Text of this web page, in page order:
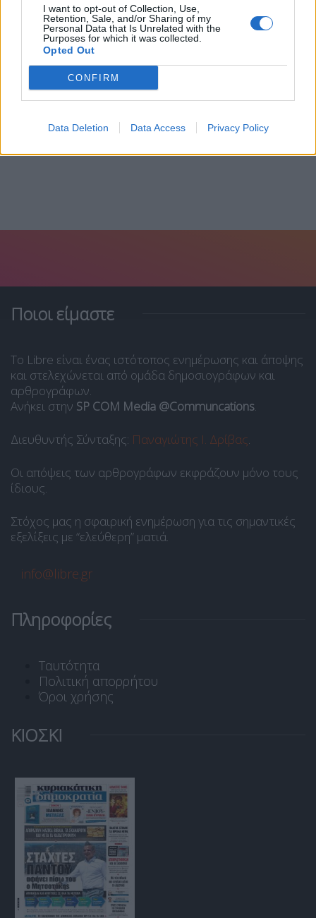
I want to opt-out of Collection, Use,
Retention, Sale, and/or Sharing of my
Personal Data that Is Unrelated with the
Purposes for which it was collected.
Opted Out
CONFIRM
Data Deletion Data Access Privacy Policy
Βαρουφάκης: “Όχι” σε συμμετοχή στο ντοκιμαντέρ
του...
4 Μαΐου, 2026
Ποιοι είμαστε
Το Libre είναι ένας ιστότοπος ενημέρωσης και άποψης
και στελεχώνεται από ομάδα δημοσιογράφων και
αρθρογράφων.
Ανήκει στην SP COM Media @Communcations.
Διευθυντής Σύνταξης: Παναγιώτης Ι. Δρίβας.
Οι απόψεις των αρθρογράφων εκφράζουν μόνο τους
ίδιους.
Στόχος μας η σφαιρική ενημέρωση για τις σημαντικές
εξελίξεις με “ελεύθερη” ματιά.
info@libre.gr
Πληροφορίες
Ταυτότητα
Πολιτική απορρήτου
Όροι χρήσης
ΚΙΟΣΚΙ